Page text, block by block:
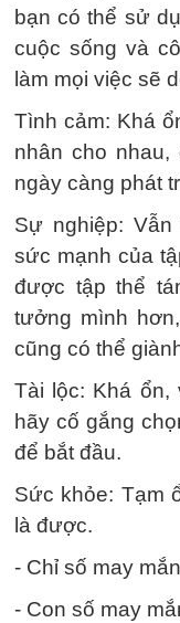
bạn có thể sử
cuộc sống và
làm mọi việc sẽ
Tình cảm: Khá
nhân cho
ngày càng phát
Sự nghiệp:
sức mạnh của
được tập thể
tưởng mình
cũng có thể
Tài lộc: Khá ổn,
hãy cố gắng
để bắt đầu.
Sức khỏe: Tạm
là được.
- Chỉ số may
- Con số may